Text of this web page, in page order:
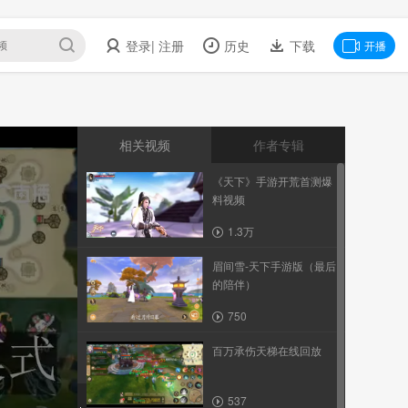
登录| 注册 历史 下载 开播
相关视频 作者专辑
《天下》手游开荒首测爆
料视频
1.3万
眉间雪-天下手游版（最后
的陪伴）
750
百万承伤天梯在线回放
537